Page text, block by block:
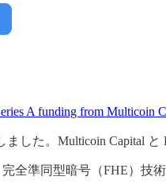
A funding from Multicoin
した。Multicoin Capital と
全準同型暗号（FHE）技